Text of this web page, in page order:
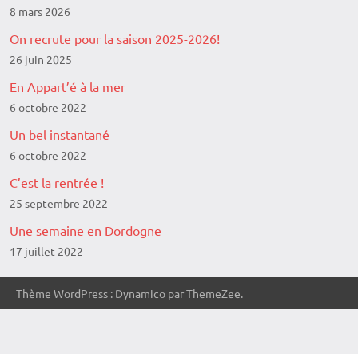
8 mars 2026
On recrute pour la saison 2025-2026!
26 juin 2025
En Appart’é à la mer
6 octobre 2022
Un bel instantané
6 octobre 2022
C’est la rentrée !
25 septembre 2022
Une semaine en Dordogne
17 juillet 2022
Thème WordPress : Dynamico par ThemeZee.